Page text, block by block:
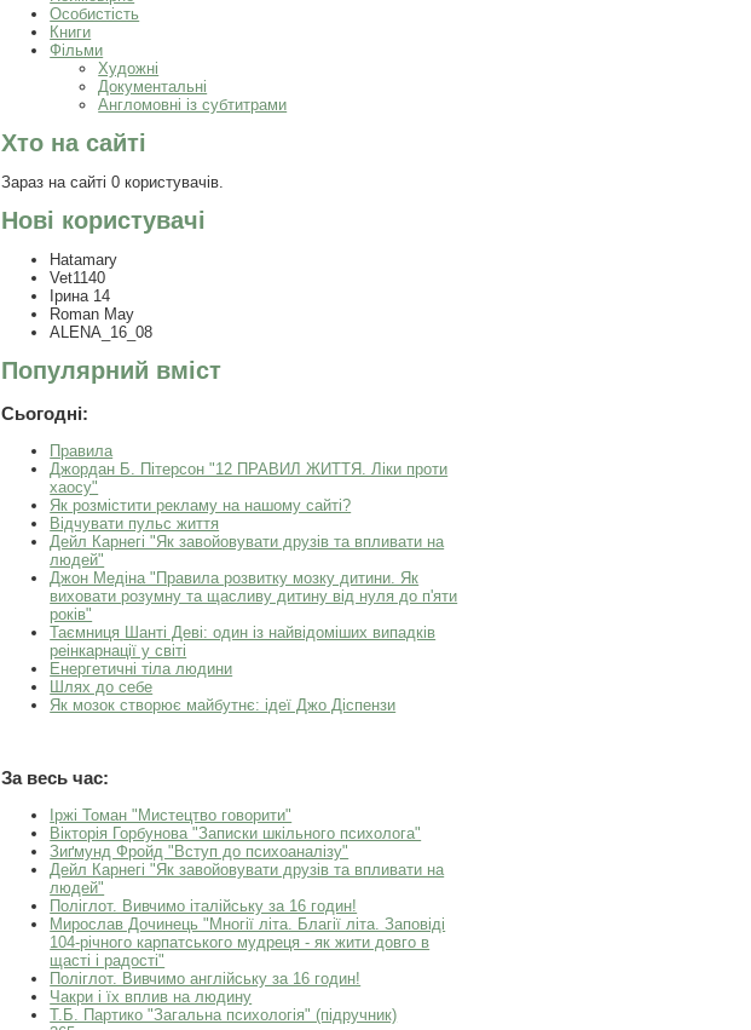
Особистість
Книги
Фільми
Художні
Документальні
Англомовні із субтитрами
Хто на сайті
Зараз на сайті 0 користувачів.
Нові користувачі
Hatamary
Vet1140
Ірина 14
Roman May
ALENA_16_08
Популярний вміст
Сьогодні:
Правила
Джордан Б. Пітерсон "12 ПРАВИЛ ЖИТТЯ. Ліки проти
хаосу"
Як розмістити рекламу на нашому сайті?
Відчувати пульс життя
Дейл Карнегі "Як завойовувати друзів та впливати на
людей"
Джон Медіна "Правила розвитку мозку дитини. Як
виховати розумну та щасливу дитину від нуля до п'яти
років"
Таємниця Шанті Деві: один із найвідоміших випадків
реінкарнації у світі
Енергетичні тіла людини
Шлях до себе
Як мозок створює майбутнє: ідеї Джо Діспензи
За весь час:
Іржі Томан "Мистецтво говорити"
Вікторія Горбунова "Записки шкільного психолога"
Зиґмунд Фройд "Вступ до психоаналізу"
Дейл Карнегі "Як завойовувати друзів та впливати на
людей"
Поліглот. Вивчимо італійську за 16 годин!
Мирослав Дочинець "Многії літа. Благії літа. Заповіді
104-річного карпатського мудреця - як жити довго в
щасті і радості"
Поліглот. Вивчимо англійську за 16 годин!
Чакри і їх вплив на людину
Т.Б. Партико "Загальна психологія" (підручник)